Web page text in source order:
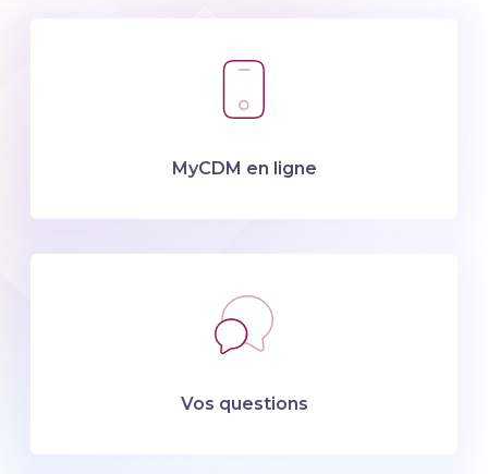
MyCDM en ligne
Vos questions